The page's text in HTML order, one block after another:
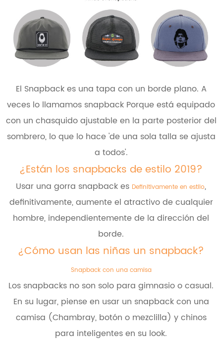
El Snapback es una tapa con un borde plano. A
veces lo llamamos snapback Porque está equipado
con un chasquido ajustable en la parte posterior del
sombrero, lo que lo hace 'de una sola talla se ajusta
a todos'.
¿Están los snapbacks de estilo 2019?
Usar una gorra snapback es Definitivamente en estilo,
definitivamente, aumente el atractivo de cualquier
hombre, independientemente de la dirección del
borde.
¿Cómo usan las niñas un snapback?
Snapback con una camisa
Los snapbacks no son solo para gimnasio o casual.
En su lugar, piense en usar un snapback con una
camisa (Chambray, botón o mezclilla) y chinos
para inteligentes en su look.